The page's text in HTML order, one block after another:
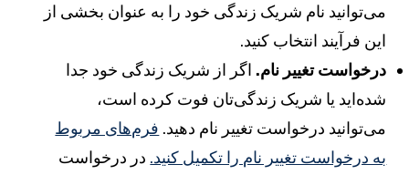
می‌توانید نام شریک زندگی خود را به عنوان بخشی از
این فرآیند انتخاب کنید.
درخواست تغییر نام.اگر از شریک زندگی خود جدا
شده‌اید یا شریک زندگی‌تان فوت کرده است،
می‌توانید درخواست تغییر نام دهید.فرم‌های مربوط
به درخواست تغییر نام را تکمیل کنید.در درخواست